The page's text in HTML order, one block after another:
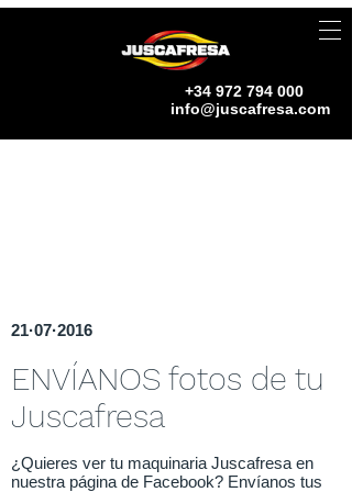
+34 972 794 000
info@juscafresa.com
21·07·2016
ENVÍANOS fotos de tu
Juscafresa
¿Quieres ver tu maquinaria Juscafresa en
nuestra página de Facebook? Envíanos tus